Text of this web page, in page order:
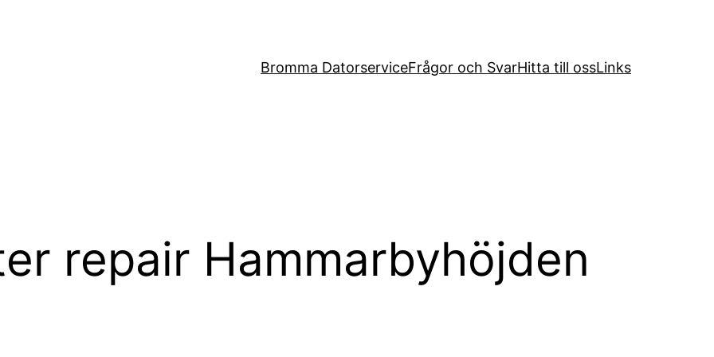
Bromma DatorserviceFrågor och SvarHitta till ossLinks
repair Hammarbyhöjden